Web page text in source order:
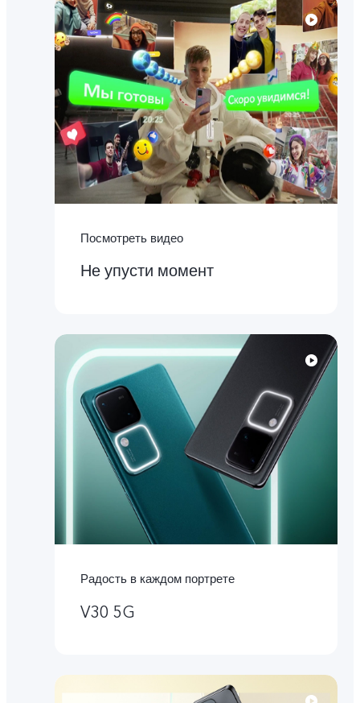
Посмотреть видео
Не упусти момент
Радость в каждом портрете
V30 5G